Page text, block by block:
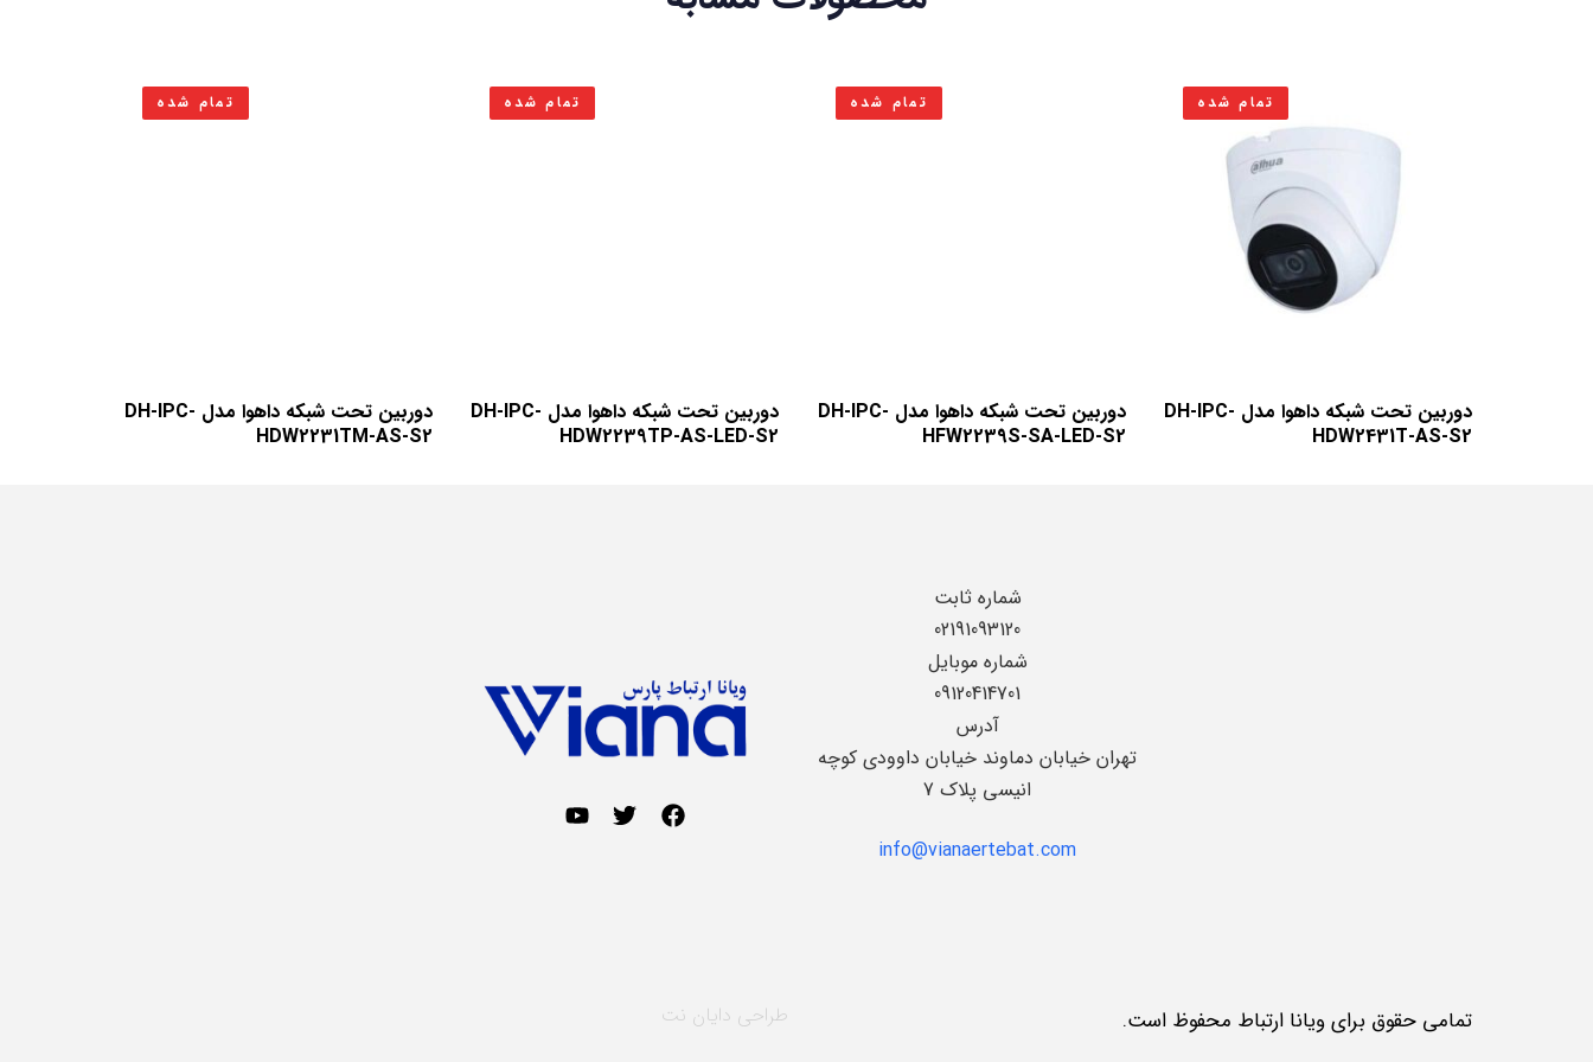
تمام شده
دوربین تحت شبکه داهوا مدل DH-IPC-
HDW2431T-AS-S2
تمام شده
دوربین تحت شبکه داهوا مدل DH-IPC-
HFW2239S-SA-LED-S2
تمام شده
دوربین تحت شبکه داهوا مدل DH-IPC-
HDW2239TP-AS-LED-S2
تمام شده
دوربین تحت شبکه داهوا مدل DH-IPC-
HDW2231TM-AS-S2
شماره ثابت
02191093120
شماره موبایل
09120414701
آدرس
تهران خیابان دماوند خیابان داوودی کوچه
انیسی پلاک 7
info@vianaertebat.com
تمامی حقوق برای ویانا ارتباط محفوظ است. طراحی دایان نت